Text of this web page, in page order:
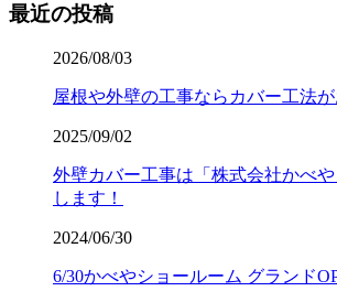
最近の投稿
2026/08/03
屋根や外壁の工事ならカバー工法
2025/09/02
外壁カバー工事は「株式会社かべ
します！
2024/06/30
6/30かべやショールーム グランド